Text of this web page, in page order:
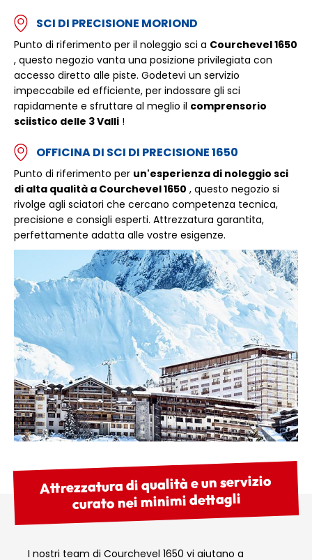
SCI DI PRECISIONE MORIOND
Punto di riferimento per il noleggio sci a Courchevel 1650
, questo negozio vanta una posizione privilegiata con
accesso diretto alle piste. Godetevi un servizio
impeccabile ed efficiente, per indossare gli sci
rapidamente e sfruttare al meglio il comprensorio
sciistico delle 3 Valli !
OFFICINA DI SCI DI PRECISIONE 1650
Punto di riferimento per un'esperienza di noleggio sci
di alta qualità a Courchevel 1650 , questo negozio si
rivolge agli sciatori che cercano competenza tecnica,
precisione e consigli esperti. Attrezzatura garantita,
perfettamente adatta alle vostre esigenze.
Attrezzatura di qualità e un servizio
curato nei minimi dettagli
I nostri team di Courchevel 1650 vi aiutano a